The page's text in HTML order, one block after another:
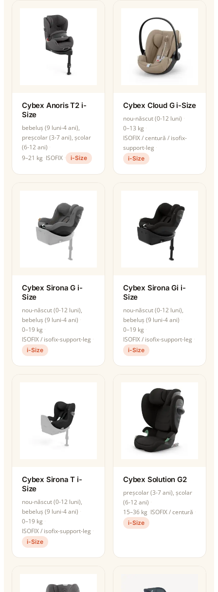
Cybex Anoris T2 i-
Size
bebeluș (9 luni-4 ani),
preșcolar (3-7 ani), școlar
(6-12 ani)
9–21 kg ISOFIX i-Size
Cybex Cloud G i-Size
nou-născut (0-12 luni)
0–13 kg
ISOFIX / centură / isofix-
support-leg
i-Size
Cybex Sirona G i-
Size
nou-născut (0-12 luni),
bebeluș (9 luni-4 ani)
0–19 kg
ISOFIX / isofix-support-leg
i-Size
Cybex Sirona Gi i-
Size
nou-născut (0-12 luni),
bebeluș (9 luni-4 ani)
0–19 kg
ISOFIX / isofix-support-leg
i-Size
Cybex Sirona T i-
Size
nou-născut (0-12 luni),
bebeluș (9 luni-4 ani)
0–19 kg
ISOFIX / isofix-support-leg
i-Size
Cybex Solution G2
preșcolar (3-7 ani), școlar
(6-12 ani)
15–36 kg ISOFIX / centură
i-Size